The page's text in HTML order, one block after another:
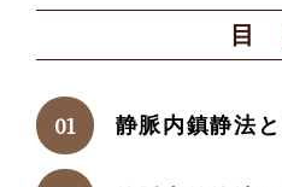
目
静脈内鎮静法と